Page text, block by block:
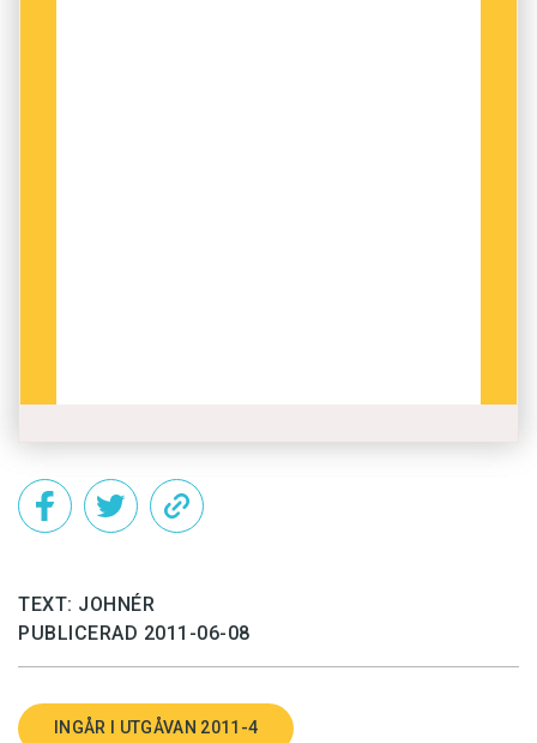
TEXT: JOHNÉR
PUBLICERAD 2011-06-08
INGÅR I UTGÅVAN 2011-4